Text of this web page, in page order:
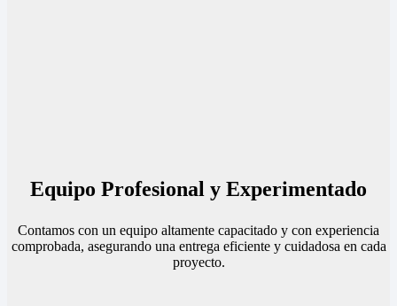
Equipo Profesional y Experimentado
Contamos con un equipo altamente capacitado y con experiencia
comprobada, asegurando una entrega eficiente y cuidadosa en cada
proyecto.